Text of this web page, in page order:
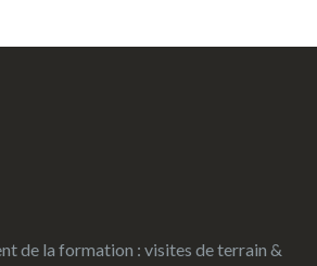
de la formation : visites de terrain &